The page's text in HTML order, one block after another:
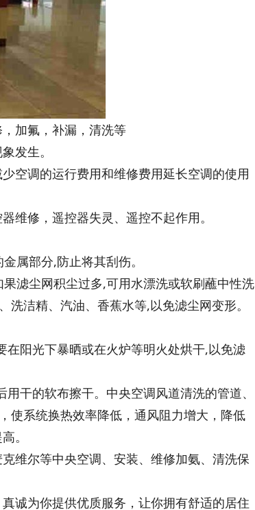
加氟，补漏，清洗等
发生。
空调的运行费用和维修费用延长空调的使用
维修，遥控器失灵、遥控不起作用。
属部分,防止将其刮伤。
滤尘网积尘过多,可用水漂洗或软刷蘸中性洗
洁精、汽油、香蕉水等,以免滤尘网变形。
阳光下暴晒或在火炉等明火处烘干,以免滤
干的软布擦干。中央空调风道清洗的管道、
使系统换热效率降低，通风阻力增大，降低
。
维尔等中央空调、安装、维修加氨、清洗保
诚为你提供优质服务，让你拥有舒适的居住